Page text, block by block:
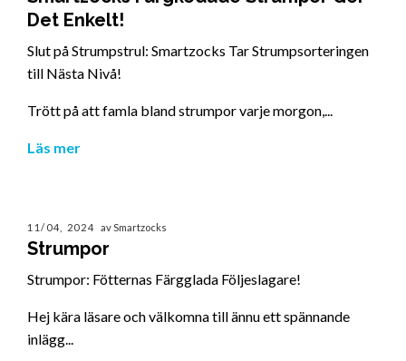
Det Enkelt!
Slut på Strumpstrul: Smartzocks Tar Strumpsorteringen
till Nästa Nivå!
Trött på att famla bland strumpor varje morgon,...
Läs mer
11/04, 2024 av Smartzocks
Strumpor
Strumpor: Fötternas Färgglada Följeslagare!
Hej kära läsare och välkomna till ännu ett spännande
inlägg...